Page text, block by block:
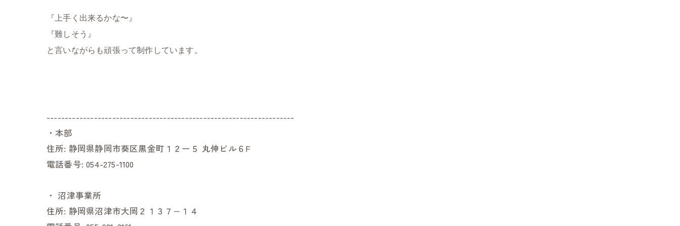
『上手く出来るかな〜』
『難しそう』
と言いながらも頑張って制作しています。
--------------------------------------------------------------------
・本部
住所: 静岡県静岡市葵区黒金町１２ー５ 丸伸ビル６F
電話番号:054-275-1100
・ 沼津事業所
住所: 静岡県沼津市大岡２１３７−１４